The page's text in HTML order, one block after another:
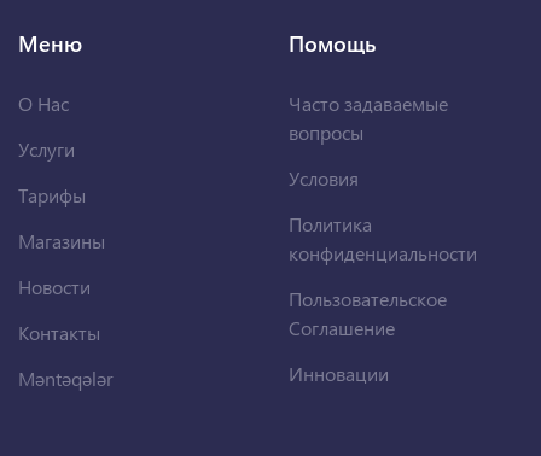
Меню
О Нас
Услуги
Тарифы
Магазины
Новости
Контакты
Məntəqələr
Помощь
Часто задаваемые
вопросы
Условия
Политика
конфиденциальности
Пользовательское
Соглашение
Инновации